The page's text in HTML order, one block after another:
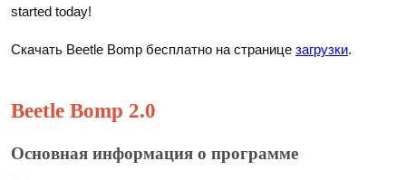
started today!
Скачать Beetle Bomp бесплатно на странице загрузки.
Beetle Bomp 2.0
Основная информация о программе